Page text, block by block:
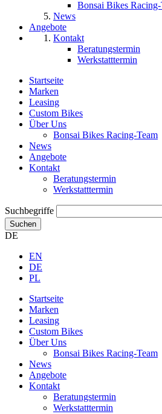
Bonsai Bikes Racing-
News
Angebote
Kontakt
Beratungstermin
Werkstatttermin
Startseite
Marken
Leasing
Custom Bikes
Über Uns
Bonsai Bikes Racing-Team
News
Angebote
Kontakt
Beratungstermin
Werkstatttermin
Suchbegriffe
Suchen
DE
EN
DE
PL
Startseite
Marken
Leasing
Custom Bikes
Über Uns
Bonsai Bikes Racing-Team
News
Angebote
Kontakt
Beratungstermin
Werkstatttermin